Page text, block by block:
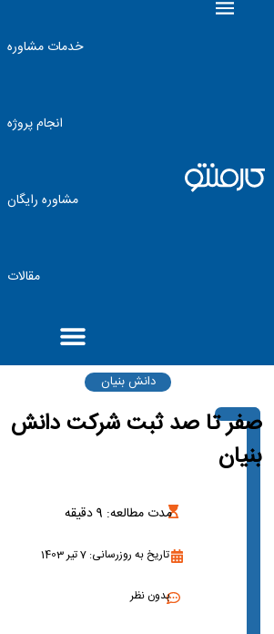
خدمات مشاوره
انجام پروژه
مشاوره رایگان
مقالات
دانش بنیان
صفر تا صد ثبت شرکت دانش
بنیان
مدت مطالعه: 9دقیقه
تاریخ به روزرسانی: 7 تیر 1403
بدون نظر